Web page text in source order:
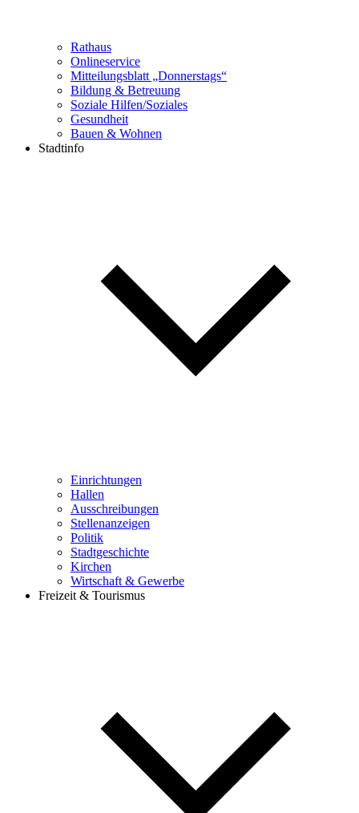
Rathaus
Onlineservice
Mitteilungsblatt „Donnerstags“
Bildung & Betreuung
Soziale Hilfen/Soziales
Gesundheit
Bauen & Wohnen
Stadtinfo
Einrichtungen
Hallen
Ausschreibungen
Stellenanzeigen
Politik
Stadtgeschichte
Kirchen
Wirtschaft & Gewerbe
Freizeit & Tourismus